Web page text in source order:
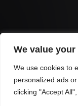
We value
We use cookies to
personalized ads
clicking "Accept